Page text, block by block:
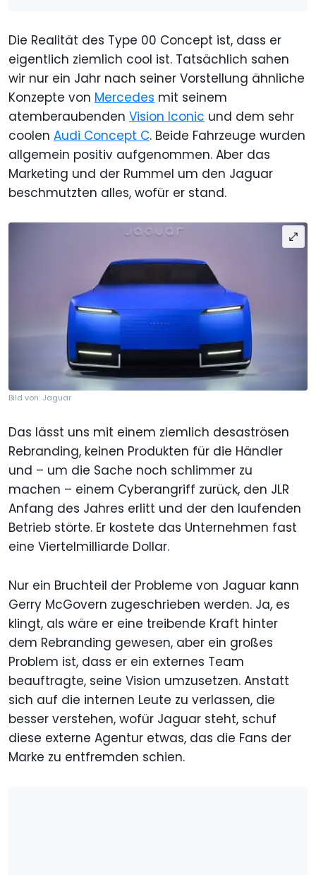
Die Realität des Type 00 Concept ist, dass er
eigentlich ziemlich cool ist. Tatsächlich sahen
wir nur ein Jahr nach seiner Vorstellung ähnliche
Konzepte von Mercedes mit seinem
atemberaubenden Vision Iconic und dem sehr
coolen Audi Concept C. Beide Fahrzeuge wurden
allgemein positiv aufgenommen. Aber das
Marketing und der Rummel um den Jaguar
beschmutzten alles, wofür er stand.
Bild von: Jaguar
Das lässt uns mit einem ziemlich desaströsen
Rebranding, keinen Produkten für die Händler
und – um die Sache noch schlimmer zu
machen – einem Cyberangriff zurück, den JLR
Anfang des Jahres erlitt und der den laufenden
Betrieb störte. Er kostete das Unternehmen fast
eine Viertelmilliarde Dollar.
Nur ein Bruchteil der Probleme von Jaguar kann
Gerry McGovern zugeschrieben werden. Ja, es
klingt, als wäre er eine treibende Kraft hinter
dem Rebranding gewesen, aber ein großes
Problem ist, dass er ein externes Team
beauftragte, seine Vision umzusetzen. Anstatt
sich auf die internen Leute zu verlassen, die
besser verstehen, wofür Jaguar steht, schuf
diese externe Agentur etwas, das die Fans der
Marke zu entfremden schien.